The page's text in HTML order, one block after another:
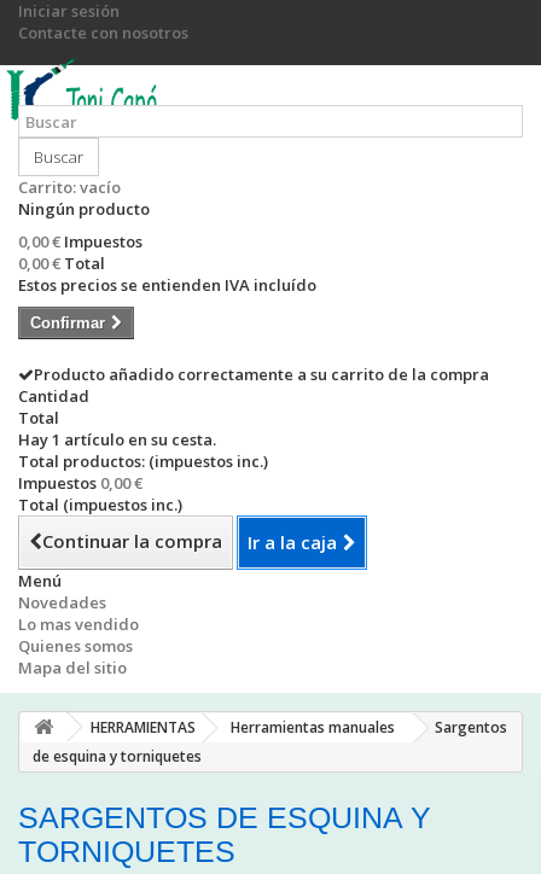
Iniciar sesión
Contacte con nosotros
Llámanos ahora:
Buscar
Carrito:vacío
Ningún producto
0,00 € Impuestos
0,00 € Total
Estos precios se entienden IVA incluído
Confirmar
Producto añadido correctamente a su carrito de la compra
Cantidad
Total
Hay 1 artículo en su cesta.
Total productos: (impuestos inc.)
Impuestos 0,00 €
Total (impuestos inc.)
Continuar la compra Ir a la caja
Menú
Novedades
Lo mas vendido
Quienes somos
Mapa del sitio
HERRAMIENTAS Herramientas manuales
Sargentos
de esquina y torniquetes
SARGENTOS DE ESQUINA Y
TORNIQUETES